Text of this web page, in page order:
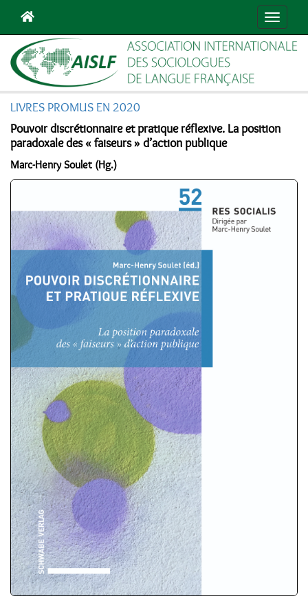
LIVRES PROMUS EN 2020
Pouvoir discrétionnaire et pratique réflexive. La position
paradoxale des « faiseurs » d’action publique
Marc-Henry Soulet (Hg.)